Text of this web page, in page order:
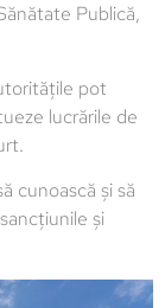
Publică,
pot
lucrările de
cunoască și să
și